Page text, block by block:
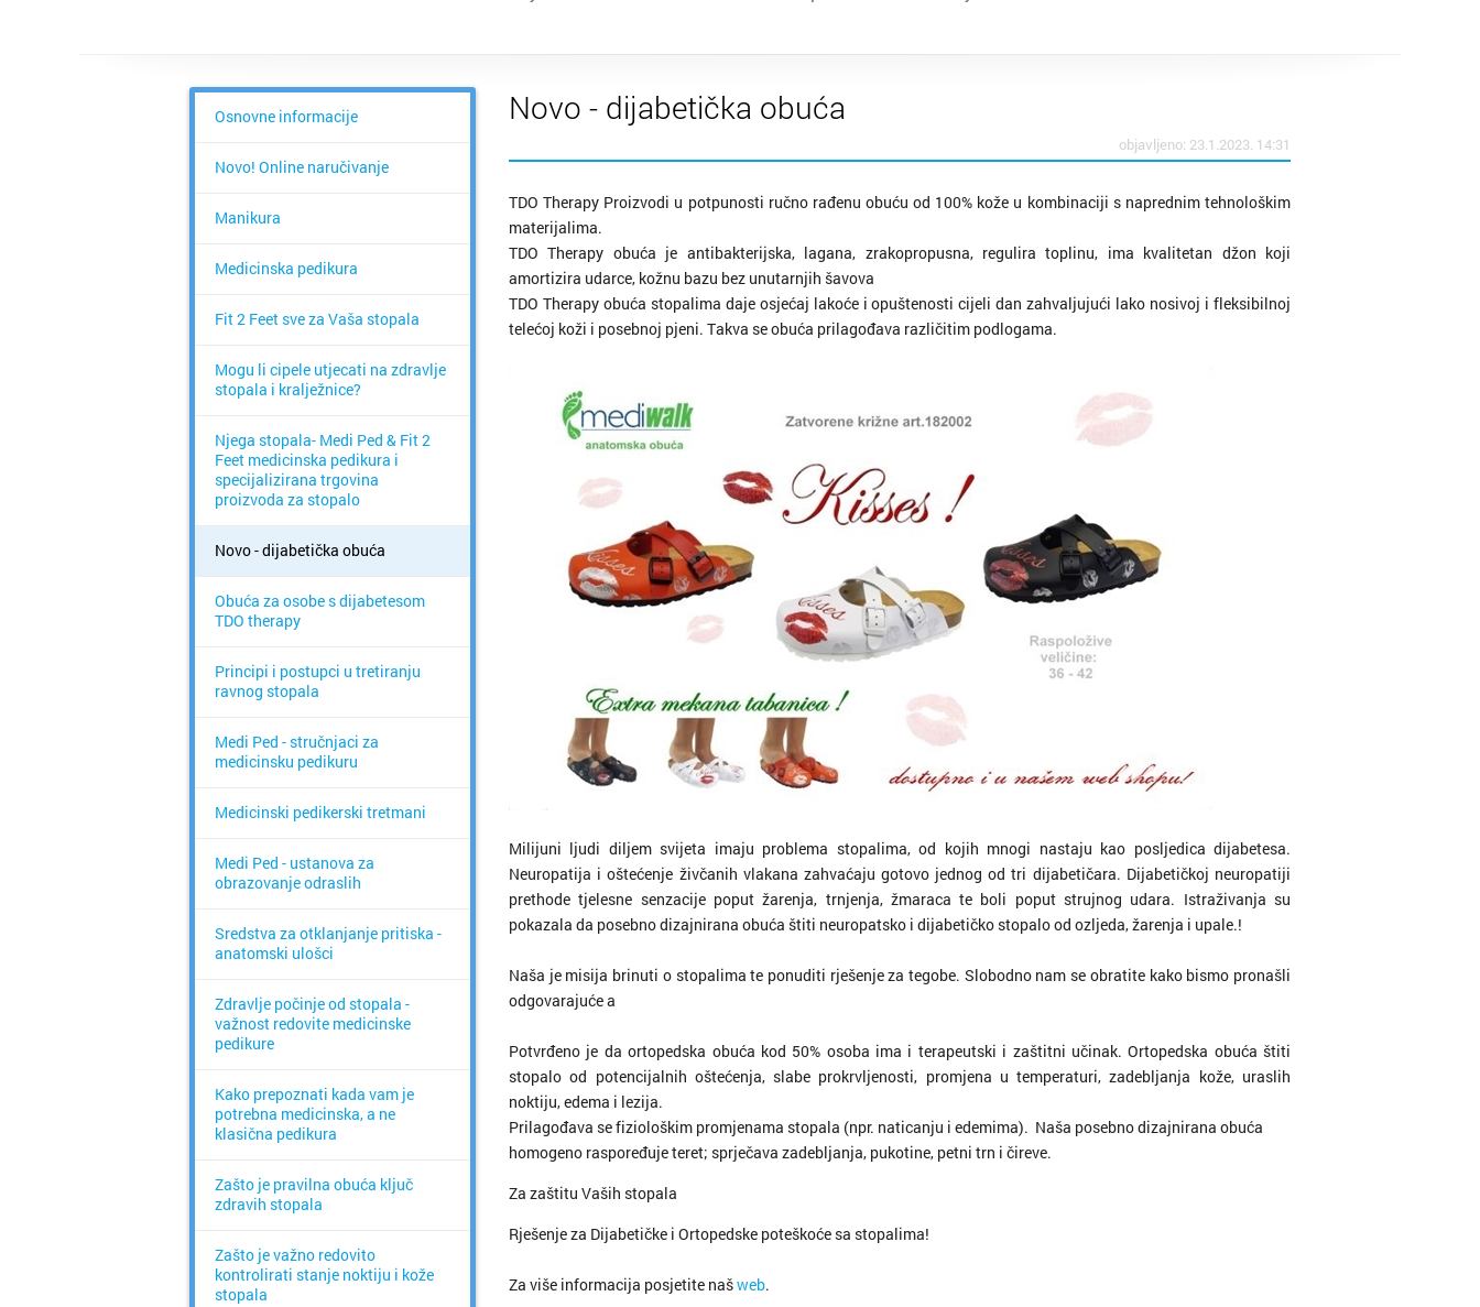
Osnovne informacije
Novo! Online naručivanje
Manikura
Medicinska pedikura
Fit 2 Feet sve za Vaša stopala
Mogu li cipele utjecati na zdravlje
stopala i kralježnice?
Njega stopala- Medi Ped & Fit 2
Feet medicinska pedikura i
specijalizirana trgovina
proizvoda za stopalo
Novo - dijabetička obuća
Obuća za osobe s dijabetesom
TDO therapy
Principi i postupci u tretiranju
ravnog stopala
Medi Ped - stručnjaci za
medicinsku pedikuru
Medicinski pedikerski tretmani
Medi Ped - ustanova za
obrazovanje odraslih
Sredstva za otklanjanje pritiska -
anatomski ulošci
Zdravlje počinje od stopala -
važnost redovite medicinske
pedikure
Kako prepoznati kada vam je
potrebna medicinska, a ne
klasična pedikura
Zašto je pravilna obuća ključ
zdravih stopala
Zašto je važno redovito
kontrolirati stanje noktiju i kože
stopala
Novo - dijabetička obuća
objavljeno: 23.1.2023. 14:31
TDO Therapy Proizvodi u potpunosti ručno rađenu obuću od 100% kože u kombinaciji s naprednim tehnološkim
materijalima.
TDO Therapy obuća je antibakterijska, lagana, zrakopropusna, regulira toplinu, ima kvalitetan džon koji
amortizira udarce, kožnu bazu bez unutarnjih šavova
TDO Therapy obuća stopalima daje osjećaj lakoće i opuštenosti cijeli dan zahvaljujući lako nosivoj i fleksibilnoj
telećoj koži i posebnoj pjeni. Takva se obuća prilagođava različitim podlogama.
Milijuni ljudi diljem svijeta imaju problema stopalima, od kojih mnogi nastaju kao posljedica dijabetesa.
Neuropatija i oštećenje živčanih vlakana zahvaćaju gotovo jednog od tri dijabetičara. Dijabetičkoj neuropatiji
prethode tjelesne senzacije poput žarenja, trnjenja, žmaraca te boli poput strujnog udara. Istraživanja su
pokazala da posebno dizajnirana obuća štiti neuropatsko i dijabetičko stopalo od ozljeda, žarenja i upale.!
Naša je misija brinuti o stopalima te ponuditi rješenje za tegobe. Slobodno nam se obratite kako bismo pronašli
odgovarajuće a
Potvrđeno je da ortopedska obuća kod 50% osoba ima i terapeutski i zaštitni učinak. Ortopedska obuća štiti
stopalo od potencijalnih oštećenja, slabe prokrvljenosti, promjena u temperaturi, zadebljanja kože, uraslih
noktiju, edema i lezija.
Prilagođava se fiziološkim promjenama stopala (npr. naticanju i edemima). Naša posebno dizajnirana obuća
homogeno raspoređuje teret; sprječava zadebljanja, pukotine, petni trn i čireve.
Za zaštitu Vaših stopala
Rješenje za Dijabetičke i Ortopedske poteškoće sa stopalima!
Za više informacija posjetite našweb.